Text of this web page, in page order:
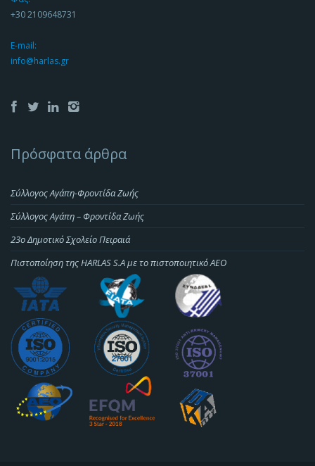
+30 2109648731
E-mail:
info@harlas.gr
Πρόσφατα άρθρα
Σύλλογος Αγάπη-Φροντίδα Ζωής
Σύλλογος Αγάπη – Φροντίδα Ζωής
23o Δημοτικό Σχολείο Πειραιά
Πιστοποίηση της HARLAS S.A με το πιστοποιητικό ΑΕΟ